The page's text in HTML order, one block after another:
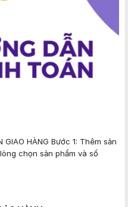
GIAO HÀNG Bước 1: Thêm sản
chọn sản phẩm và số